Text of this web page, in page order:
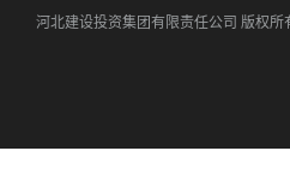
河北建设投资集团有限责任公司 版权所